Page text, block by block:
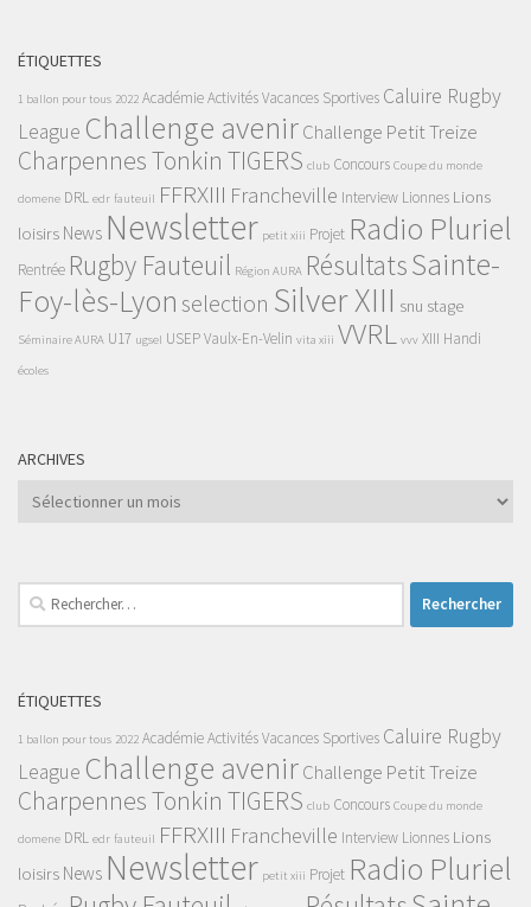
ÉTIQUETTES
1 ballon pour tous 2022 AcadémieActivités Vacances Sportives Caluire Rugby
League Challenge avenirChallenge Petit Treize
Charpennes Tonkin TIGERS club Concours Coupe du monde
domene DRL edr fauteuil FFRXIII Francheville Interview Lionnes Lions
loisirs News Newsletter petit xiii Projet Radio Pluriel
Rentrée Rugby Fauteuil Région AURA RésultatsSainte-
Foy-lès-Lyon selection Silver XIII snu stage
Séminaire AURA U17 ugsel USEPVaulx-En-Velin vita xiii VVRL vvv XIII Handi
écoles
ARCHIVES
Archives
Rechercher :
ÉTIQUETTES
1 ballon pour tous 2022 AcadémieActivités Vacances Sportives Caluire Rugby
League Challenge avenirChallenge Petit Treize
Charpennes Tonkin TIGERS club Concours Coupe du monde
domene DRL edr fauteuil FFRXIII Francheville Interview Lionnes Lions
loisirs News Newsletter petit xiii Projet Radio Pluriel